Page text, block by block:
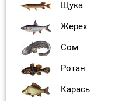
Щука
Жерех
Сом
Ротан
Карась